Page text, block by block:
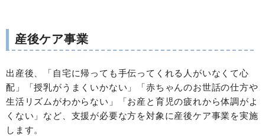
産後ケア事業
出産後、「自宅に帰っても手伝ってくれる人がいなくて心
配」「授乳がうまくいかない」「赤ちゃんのお世話の仕方や
生活リズムがわからない」「お産と育児の疲れから体調がよ
くない」など、支援が必要な方を対象に産後ケア事業を実施
します。